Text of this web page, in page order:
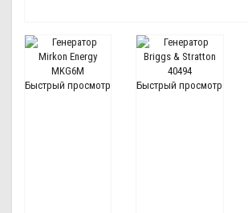
Быстрый просмотр Быстрый просмотр